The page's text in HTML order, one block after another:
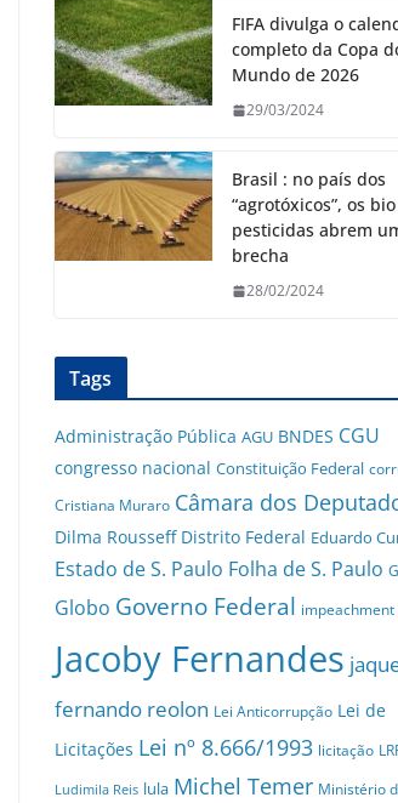
FIFA divulga o
completo da Copa
Mundo de 2026
29/03/2024
Brasil : no país dos
“agrotóxicos”, os bio
pesticidas abrem
brecha
28/02/2024
Tags
Administração Pública AGU BNDES CGU
congresso nacional Constituição Federal
Cristiana Muraro Câmara dos
Dilma Rousseff Distrito Federal Eduardo
Estado de S. Paulo Folha de S. Paulo
Globo Governo Federal impeachment
Jacoby Fernandes
fernando reolon Lei Anticorrupção Lei de
Licitações Lei nº 8.666/1993 licitação
Ludimila Reis lula Michel Temer Ministério